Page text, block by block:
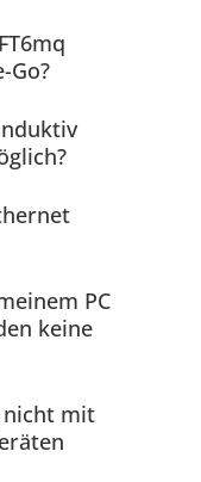
Go?
PC
keine
nicht mit